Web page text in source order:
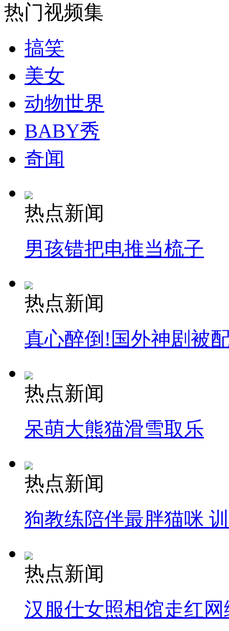
走！跟着总书记去植树
消防员救轻生者
司机酒驾遇交警 急速倒车逃窜
热门视频集
搞笑
美女
动物世界
BABY秀
奇闻
热点新闻
男孩错把电推当梳子
热点新闻
真心醉倒!国外神剧被
热点新闻
呆萌大熊猫滑雪取乐
热点新闻
狗教练陪伴最胖猫咪
热点新闻
汉服仕女照相馆走红网